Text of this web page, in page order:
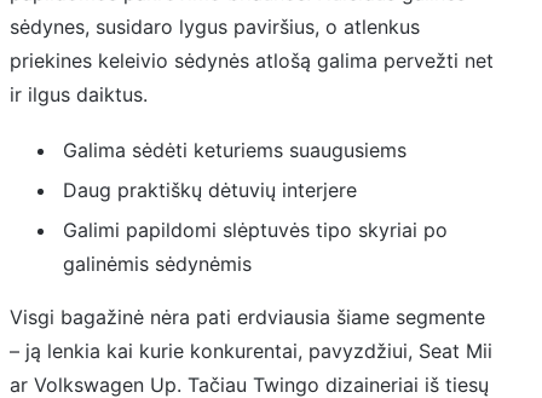
sėdynes, susidaro lygus paviršius, o atlenkus
priekines keleivio sėdynės atlošą galima pervežti net
ir ilgus daiktus.
Galima sėdėti keturiems suaugusiems
Daug praktiškų dėtuvių interjere
Galimi papildomi slėptuvės tipo skyriai po
galinėmis sėdynėmis
Visgi bagažinė nėra pati erdviausia šiame segmente
– ją lenkia kai kurie konkurentai, pavyzdžiui, Seat Mii
ar Volkswagen Up. Tačiau Twingo dizaineriai iš tiesų